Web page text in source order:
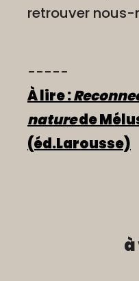
retrouver nous-
-----
À lire :
naturede
(éd.Larousse)